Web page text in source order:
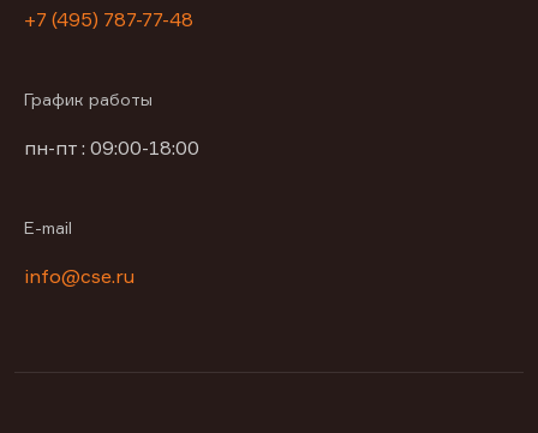
+7 (495) 787-77-48
График работы
пн-пт : 09:00-18:00
E-mail
info@cse.ru